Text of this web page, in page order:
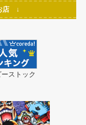
店 ↓
ストック